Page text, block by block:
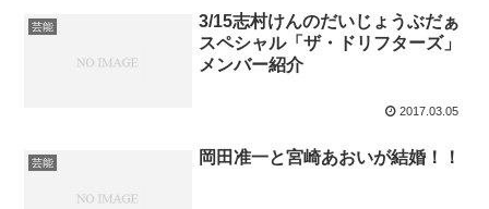
芸能
3/15志村けんのだいじょうぶだぁ
スペシャル「ザ・ドリフターズ」
メンバー紹介
2017.03.05
芸能 岡田准一と宮崎あおいが結婚！！